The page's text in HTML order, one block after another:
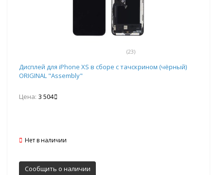
(23)
Дисплей для iPhone XS в сборе с тачскрином (чёрный)
ORIGINAL "Assembly"
Цена: 3 504
Нет в наличии
Сообщить о наличии